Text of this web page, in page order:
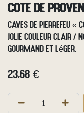
Cote de
Caves de Pierrefeu «
Jolie couleur clair /
gourmand et léger.
23,68 €